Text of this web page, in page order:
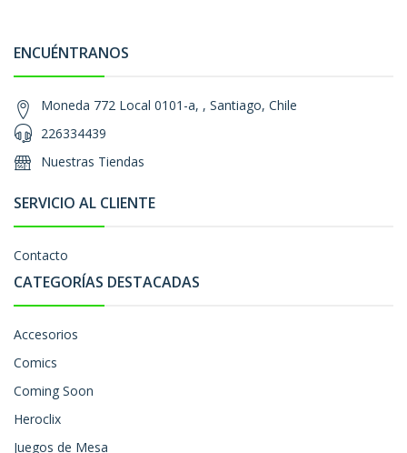
ENCUÉNTRANOS
Moneda 772 Local 0101-a, , Santiago, Chile
226334439
Nuestras Tiendas
SERVICIO AL CLIENTE
Contacto
CATEGORÍAS DESTACADAS
Accesorios
Comics
Coming Soon
Heroclix
Juegos de Mesa